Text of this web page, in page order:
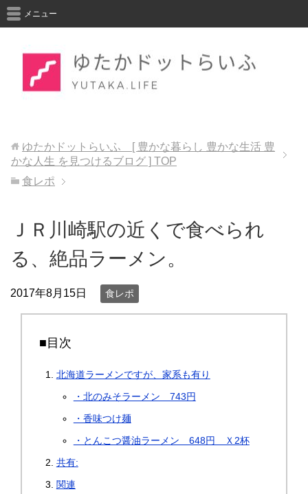
メニュー
ゆたかドットらいふ [ 豊かな暮らし 豊かな生活 豊
かな人生 を見つけるブログ ] TOP
食レポ
ＪＲ川崎駅の近くで食べられ
る、絶品ラーメン。
2017年8月15日 食レポ
■目次
北海道ラーメンですが、家系も有り
・北のみそラーメン 743円
・香味つけ麺
・とんこつ醤油ラーメン 648円 Ｘ2杯
共有:
関連